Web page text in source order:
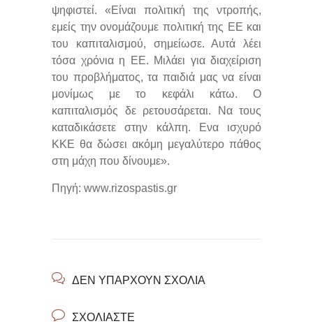
ψηφιστεί. «Είναι πολιτική της ντροπής,
εμείς την ονομάζουμε πολιτική της ΕΕ και
του καπιταλισμού, σημείωσε. Αυτά λέει
τόσα χρόνια η ΕΕ. Μιλάει για διαχείριση
του προβλήματος, τα παιδιά μας να είναι
μονίμως με το κεφάλι κάτω. Ο
καπιταλισμός δε ρετουσάρεται. Να τους
καταδικάσετε στην κάλπη. Ενα ισχυρό
ΚΚΕ θα δώσει ακόμη μεγαλύτερο πάθος
στη μάχη που δίνουμε».
Πηγή: www.rizospastis.gr
ΔΕΝ ΥΠΆΡΧΟΥΝ ΣΧΌΛΙΑ
ΣΧΟΛΙΆΣΤΕ